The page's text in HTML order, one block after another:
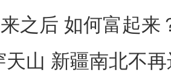
新疆4000亩沙漠盐
来之后 如何富起来
天山 新疆南北不